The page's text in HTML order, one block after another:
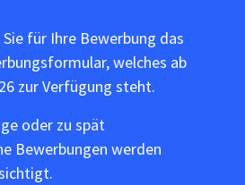
für Ihre Bewerbung das
welches ab
zur Verfügung steht.
oder zu spät
Bewerbungen werden